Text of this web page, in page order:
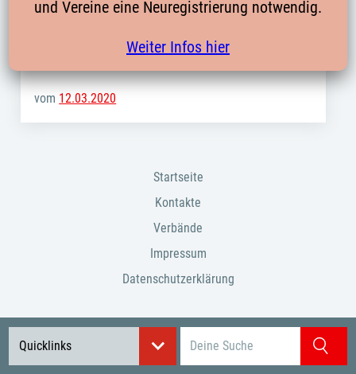
Quicklinks
Suchbegriff eingeben
verschoben.
vom 12.03.2020
Startseite
Kontakte
Verbände
Impressum
Datenschutzerklärung
und Vereine eine Neuregistrierung notwendig.
Weiter Infos hier